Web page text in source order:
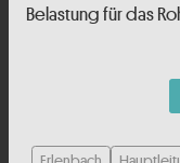
Belastung für das